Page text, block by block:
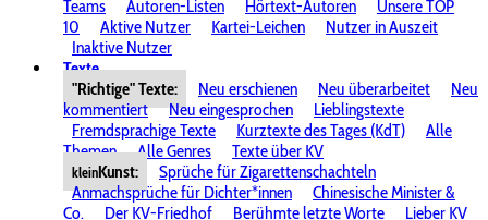
Teams
Autoren-Listen Hörtext-Autoren
Unsere TOP
10
Aktive Nutzer Kartei-Leichen
Nutzer in Auszeit
Inaktive Nutzer
Texte
"Richtige" Texte:
Neu erschienen Neu überarbeitet
Neu
kommentiert
Neu eingesprochen
Lieblingstexte
Fremdsprachige Texte
Kurztexte des Tages (KdT)
Alle
Themen
Alle Genres Texte über KV
kleinKunst:
Sprüche für Zigarettenschachteln
Anmachsprüche für Dichter*innen
Chinesische Minister &
Co.
Der KV-Friedhof Berühmte letzte Worte
Lieber KV